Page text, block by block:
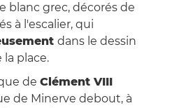
blanc grec, décorés de
à l'escalier, qui
dans le dessin
place.
de Clément VIII
de Minerve debout, à